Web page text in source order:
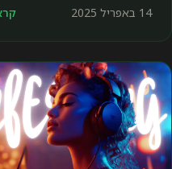
14 באפריל 2025